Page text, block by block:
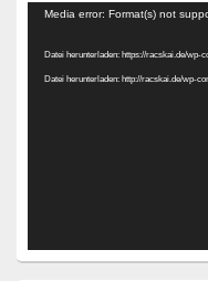
Video-
Media error: Format(s) not
Datei herunterladen: https://racskai.de/wp-
Datei herunterladen: http://racskai.de/wp-